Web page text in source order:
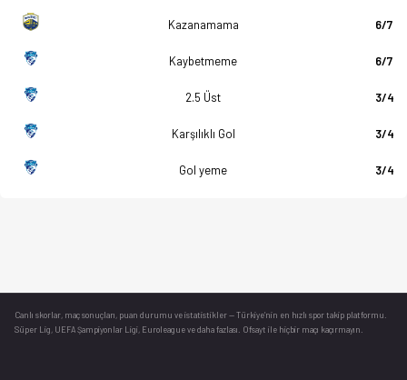
Kazanamama 6/7
Kaybetmeme 6/7
2.5 Üst 3/4
Karşılıklı Gol 3/4
Gol yeme 3/4
Canlı skorlar , maç sonuçları, puan durumu ve istatistikler — Türkiye’nin en hızlı spor takip platformu.
Süper Lig, UEFA Şampiyonlar Ligi, Euroleague ve daha fazlası. Ofsayt ile hiçbir maçı kaçırmayın.